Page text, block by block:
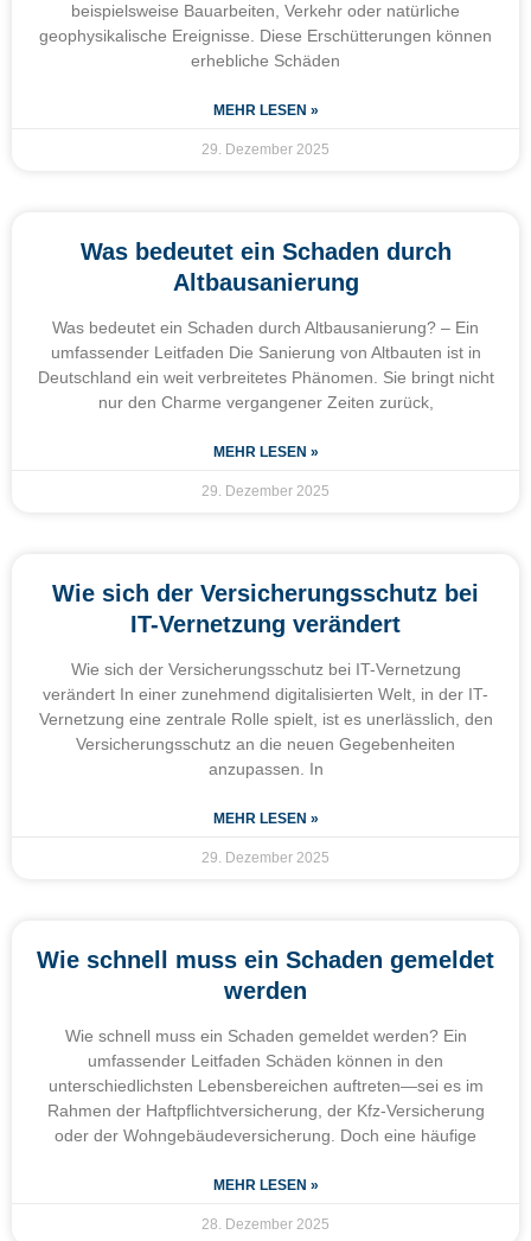
beispielsweise Bauarbeiten, Verkehr oder natürliche
geophysikalische Ereignisse. Diese Erschütterungen können
erhebliche Schäden
MEHR LESEN »
29. Dezember 2025
Was bedeutet ein Schaden durch
Altbausanierung
Was bedeutet ein Schaden durch Altbausanierung? – Ein
umfassender Leitfaden Die Sanierung von Altbauten ist in
Deutschland ein weit verbreitetes Phänomen. Sie bringt nicht
nur den Charme vergangener Zeiten zurück,
MEHR LESEN »
29. Dezember 2025
Wie sich der Versicherungsschutz bei
IT-Vernetzung verändert
Wie sich der Versicherungsschutz bei IT-Vernetzung
verändert In einer zunehmend digitalisierten Welt, in der IT-
Vernetzung eine zentrale Rolle spielt, ist es unerlässlich, den
Versicherungsschutz an die neuen Gegebenheiten
anzupassen. In
MEHR LESEN »
29. Dezember 2025
Wie schnell muss ein Schaden gemeldet
werden
Wie schnell muss ein Schaden gemeldet werden? Ein
umfassender Leitfaden Schäden können in den
unterschiedlichsten Lebensbereichen auftreten—sei es im
Rahmen der Haftpflichtversicherung, der Kfz-Versicherung
oder der Wohngebäudeversicherung. Doch eine häufige
MEHR LESEN »
28. Dezember 2025